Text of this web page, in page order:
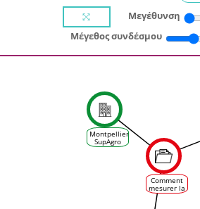
Μεγέθυνση
Μέγεθος συνδέσμου
Comment
mesurer la
contrainte
hydrique
Montpellier
SupAgro